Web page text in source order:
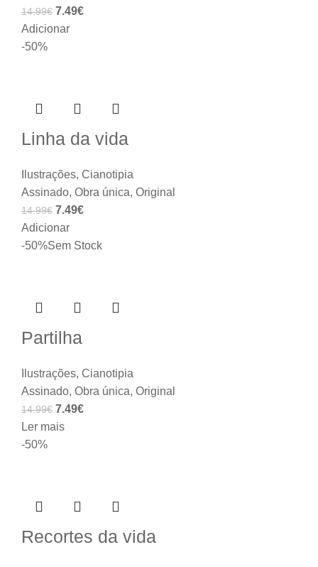
14.99€ 7.49€
Adicionar
-50%
Linha da vida
Ilustrações, Cianotipia
Assinado, Obra única, Original
14.99€ 7.49€
Adicionar
-50%Sem Stock
Partilha
Ilustrações, Cianotipia
Assinado, Obra única, Original
14.99€ 7.49€
Ler mais
-50%
Recortes da vida